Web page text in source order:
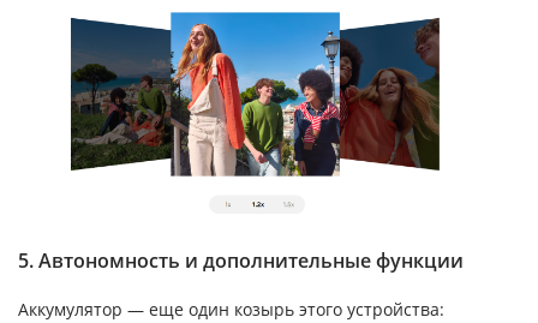
5. Автономность и дополнительные функции
Аккумулятор — еще один козырь этого устройства: